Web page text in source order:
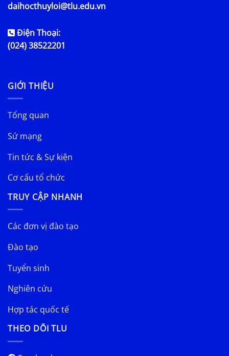
daihocthuyloi@tlu.edu.vn
Điện Thoại:
(024) 38522201
GIỚI THIỆU
Tổng quan
Sứ mạng
Tin tức & Sự kiện
Cơ cấu tổ chức
TRUY CẬP NHANH
Các đơn vị đào tạo
Đào tạo
Tuyển sinh
Nghiên cứu
Hợp tác quốc tế
THEO DÕI TLU